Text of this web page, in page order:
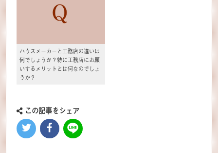
ハウスメーカーと工務店の違いは
何でしょうか？特に工務店にお願
いするメリットとは何なのでしょ
うか？
この記事をシェア